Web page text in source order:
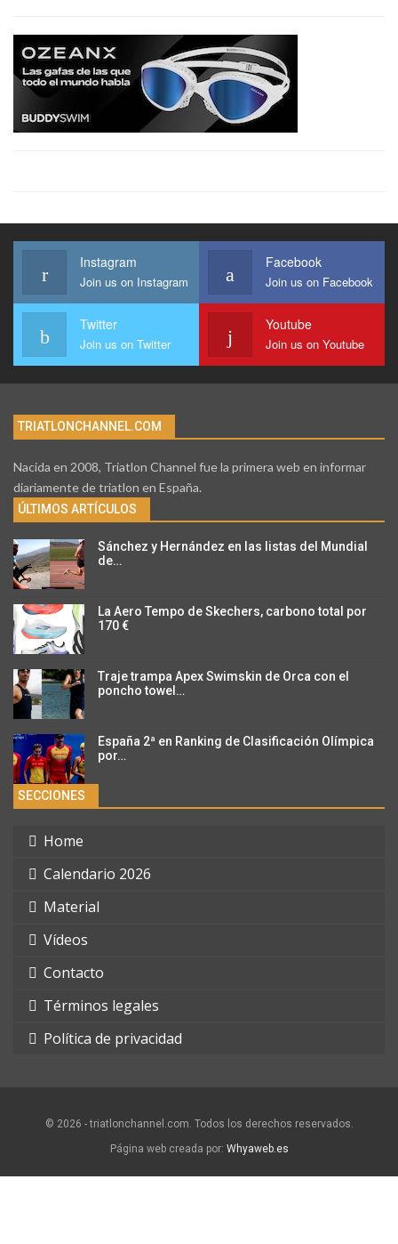
Instagram
Join us on Instagram
Facebook
Join us on Facebook
Twitter
Join us on Twitter
Youtube
Join us on Youtube
TRIATLONCHANNEL.COM
Nacida en 2008, Triatlon Channel fue la primera web en informar
diariamente de triatlon en España.
ÚLTIMOS ARTÍCULOS
Sánchez y Hernández en las listas del Mundial
de…
La Aero Tempo de Skechers, carbono total por
170 €
Traje trampa Apex Swimskin de Orca con el
poncho towel…
España 2ª en Ranking de Clasificación Olímpica
por…
SECCIONES
Home
Calendario 2026
Material
Vídeos
Contacto
Términos legales
Política de privacidad
© 2026 - triatlonchannel.com. Todos los derechos reservados.
Página web creada por: Whyaweb.es